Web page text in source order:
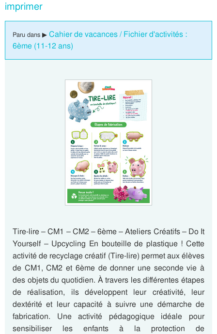
imprimer
Paru dans ▶ Cahier de vacances / Fichier d'activités :
6ème (11-12 ans)
Tire-lire – CM1 – CM2 – 6ème – Ateliers Créatifs – Do It
Yourself – Upcycling En bouteille de plastique ! Cette
activité de recyclage créatif (Tire-lire) permet aux élèves
de CM1, CM2 et 6ème de donner une seconde vie à
des objets du quotidien. À travers les différentes étapes
de réalisation, ils développent leur créativité, leur
dextérité et leur capacité à suivre une démarche de
fabrication. Une activité pédagogique idéale pour
sensibiliser les enfants à la protection de